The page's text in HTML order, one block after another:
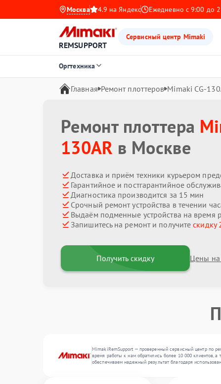
Москва 4.9 на Яндекс Ежедневно с 9:00 до
REMSUPPORT
Сервисный центр Mimaki
Оргтехника
Главная Ремонт плоттеров Mimaki CG-
Ремонт плоттера
130AR в Москве
Доставка и приём техники курьером
Гарантийное и постгарантийное
Диагностика производится за 15 мин
Срочный ремонт устройства в течении
Выдаём подменные устройства на время
Запишитесь на ремонт и получитескидку
Получить скидку Цены
MimakiRemSupport — проверенный сервисный центр по
время работы к нам обратились более 10 000 клиентов,
обеспечиваем надежный результат благодаря